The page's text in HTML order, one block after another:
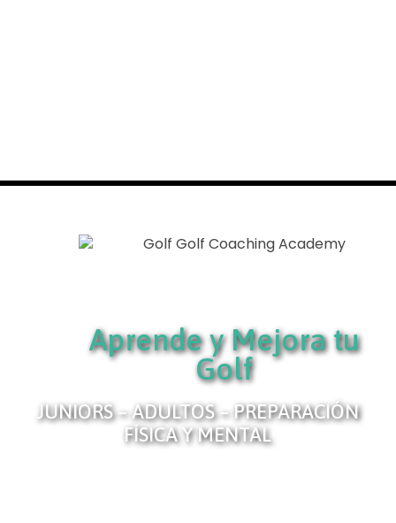
Aprende y Mejora tu
Golf
JUNIORS – ADULTOS – PREPARACIÓN
FÍSICA Y MENTAL